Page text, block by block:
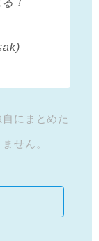
！
にまとめた
せん。